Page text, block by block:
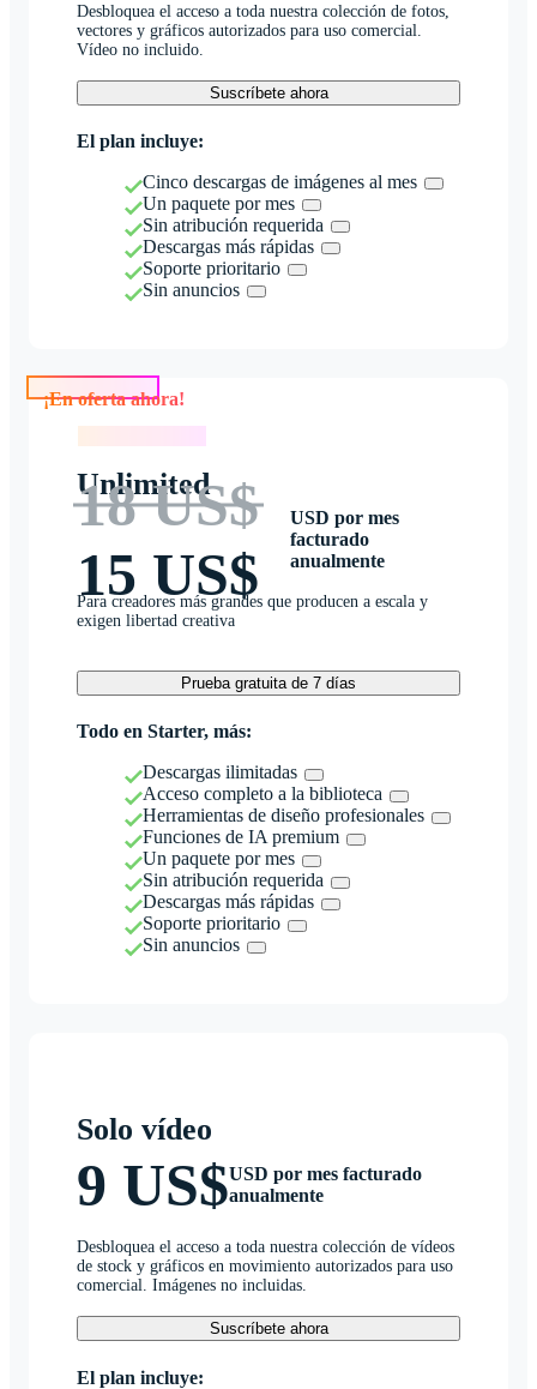
Desbloquea el acceso a toda nuestra colección de fotos,
vectores y gráficos autorizados para uso comercial.
Vídeo no incluido.
Suscríbete ahora
El plan incluye:
Cinco descargas de imágenes al mes
Un paquete por mes
Sin atribución requerida
Descargas más rápidas
Soporte prioritario
Sin anuncios
Unlimited
18 US$
15 US$
USD por mes
facturado
anualmente
Para creadores más grandes que producen a escala y
exigen libertad creativa
Prueba gratuita de 7 días
Todo en Starter, más:
Descargas ilimitadas
Acceso completo a la biblioteca
Herramientas de diseño profesionales
Funciones de IA premium
Un paquete por mes
Sin atribución requerida
Descargas más rápidas
Soporte prioritario
Sin anuncios
Solo vídeo
9 US$USD por mes facturado
anualmente
Desbloquea el acceso a toda nuestra colección de vídeos
de stock y gráficos en movimiento autorizados para uso
comercial. Imágenes no incluidas.
Suscríbete ahora
El plan incluye: